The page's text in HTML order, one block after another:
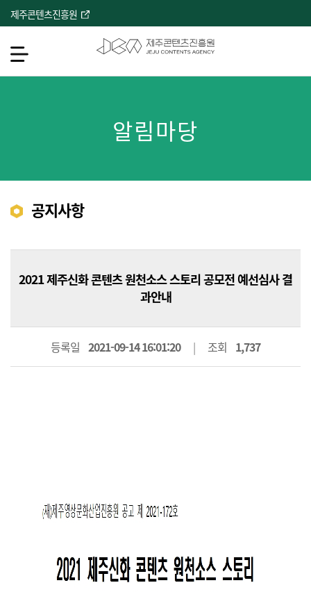
본
문
로
가
기
제주콘텐츠진흥원
메뉴열기
서브컨텐츠
알림마당
공지사항
2021 제주신화 콘텐츠 원천소스 스토리 공모전 예선심사 결
과안내
등록일 2021-09-14 16:01:20 조회 1,737